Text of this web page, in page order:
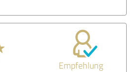
Empfehlung